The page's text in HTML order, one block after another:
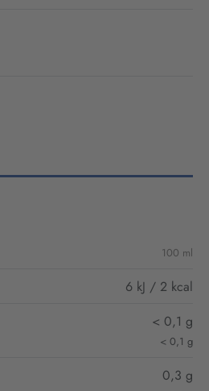
100 ml
6 kJ / 2 kcal
< 0,1 g
< 0,1 g
0,3 g